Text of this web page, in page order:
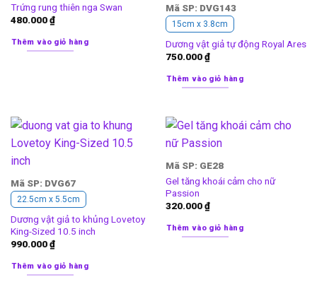
Trứng rung thiên nga Swan
480.000₫
Thêm vào giỏ hàng
Mã SP: DVG143
15cm x 3.8cm
Dương vật giả tự động Royal Ares
750.000₫
Thêm vào giỏ hàng
Mã SP: DVG67
22.5cm x 5.5cm
Dương vật giả to khủng Lovetoy
King-Sized 10.5 inch
990.000₫
Thêm vào giỏ hàng
Mã SP: GE28
Gel tăng khoái cảm cho nữ
Passion
320.000₫
Thêm vào giỏ hàng